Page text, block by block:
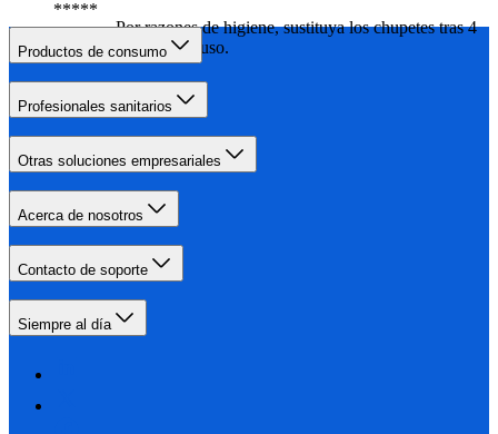
Por razones de higiene, sustituya los chupetes tras 4
semanas de uso.
Productos de consumo
Profesionales sanitarios
Otras soluciones empresariales
Acerca de nosotros
Contacto de soporte
Siempre al día